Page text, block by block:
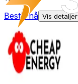
Bestill nå Vis detaljer